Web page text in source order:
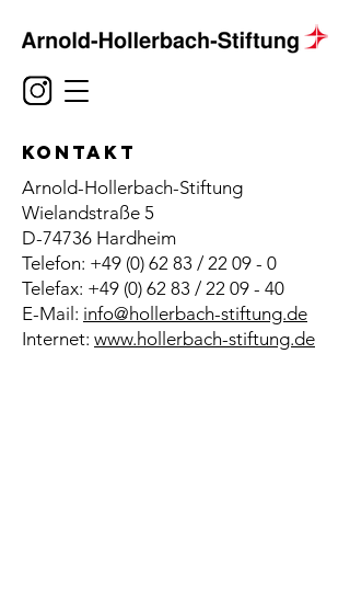
KONTAKT
Arnold-Hollerbach-Stiftung
Wielandstraße 5
D-74736 Hardheim
Telefon: +49 (0) 62 83 / 22 09 - 0
Telefax: +49 (0) 62 83 / 22 09 - 40
E-Mail: info@hollerbach-stiftung.de
Internet: www.hollerbach-stiftung.de